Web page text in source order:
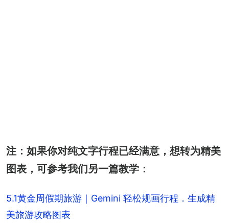
注：如果你对纯文字行程已经满意，想转为精美
图表，可参考我们另一篇教学：
5.1黄金周假期旅游｜Gemini 轻松规画行程．生成精
美旅游攻略图表